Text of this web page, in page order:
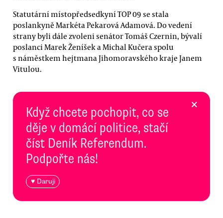
Statutární místopředsedkyní TOP 09 se stala
poslankyně Markéta Pekarová Adamová. Do vedení
strany byli dále zvoleni senátor Tomáš Czernin, bývalí
poslanci Marek Ženíšek a Michal Kučera spolu
s náměstkem hejtmana Jihomoravského kraje Janem
Vitulou.
Když chcete pochopit, co se
děje v domácí politice, stačí
číst Deník Referendum.
Podpořte nás!
♥ Daruji
×